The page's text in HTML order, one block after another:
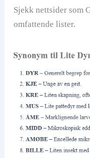
Sjekk nettsider som
omfattende lister.